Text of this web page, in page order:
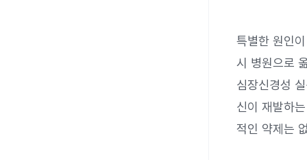
특별한 원인
시 병원으로
심장신경성
신이 재발하
적인 약제는